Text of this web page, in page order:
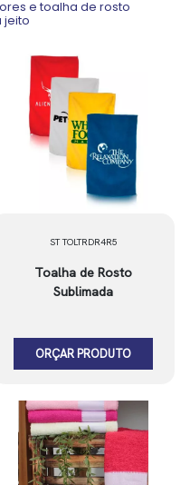
e toalha de rosto
jeito
ST TOLTRDR4R5
Toalha de Rosto
Sublimada
ORÇAR PRODUTO